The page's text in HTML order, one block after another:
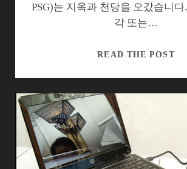
PSG)는 지옥과 천당을 오갔습니다
각 또는…
READ THE POST분
HP